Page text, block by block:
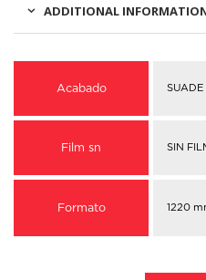
ADDITIONAL
Acabado SUADE
Film sn SIN
Formato 1220